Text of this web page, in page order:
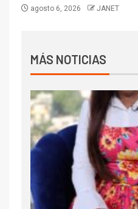
agosto 6, 2026 JANET
MÁS NOTICIAS